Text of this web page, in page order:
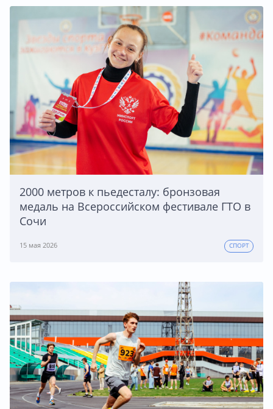
2000 метров к пьедесталу: бронзовая
медаль на Всероссийском фестивале ГТО в
Сочи
15 мая 2026 СПОРТ